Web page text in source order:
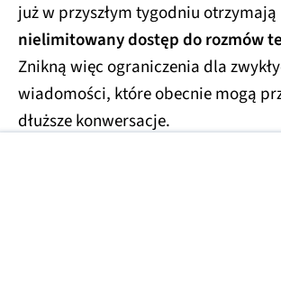
już w przyszłym tygodniu otrzymają
nielimitowany dostęp do rozmów
Znikną więc ograniczenia dla
wiadomości, które obecnie mogą
dłuższe konwersacje.